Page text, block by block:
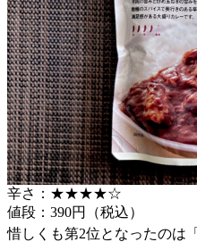
辛さ：★★★★☆
値段：390円（税込）
惜しくも第2位となったのは